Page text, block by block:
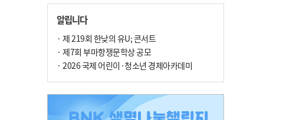
알립니다
· 제 219회 한낮의 유U; 콘서트
· 제7회 부마항쟁문학상 공모
· 2026 국제 어린이·청소년 경제아카데미